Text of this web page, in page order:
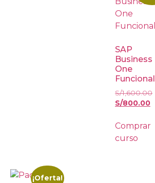
SAP
Business
One
Funcional
S/1,600.00
S/800.00
Comprar
curso
¡Oferta!